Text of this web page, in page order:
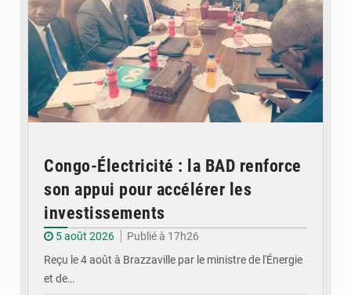
Congo-Électricité : la BAD renforce
son appui pour accélérer les
investissements
5 août 2026
Publié à 17h26
Reçu le 4 août à Brazzaville par le ministre de l'Énergie
et de…